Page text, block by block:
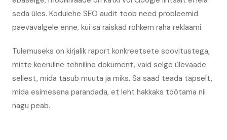
seda üles. Kodulehe SEO audit toob need probleemid
päevavalgele enne, kui sa raiskad rohkem raha reklaami.
Tulemuseks on kirjalik raport konkreetsete soovitustega,
mitte keeruline tehniline dokument, vaid selge ülevaade
sellest, mida tasub muuta ja miks. Sa saad teada täpselt,
mida esimesena parandada, et leht hakkaks töötama nii
nagu peab.